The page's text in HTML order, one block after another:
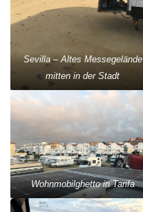
Sevilla – Altes Messegelände
mitten in der Stadt
Wohnmobilghetto in Tarifa